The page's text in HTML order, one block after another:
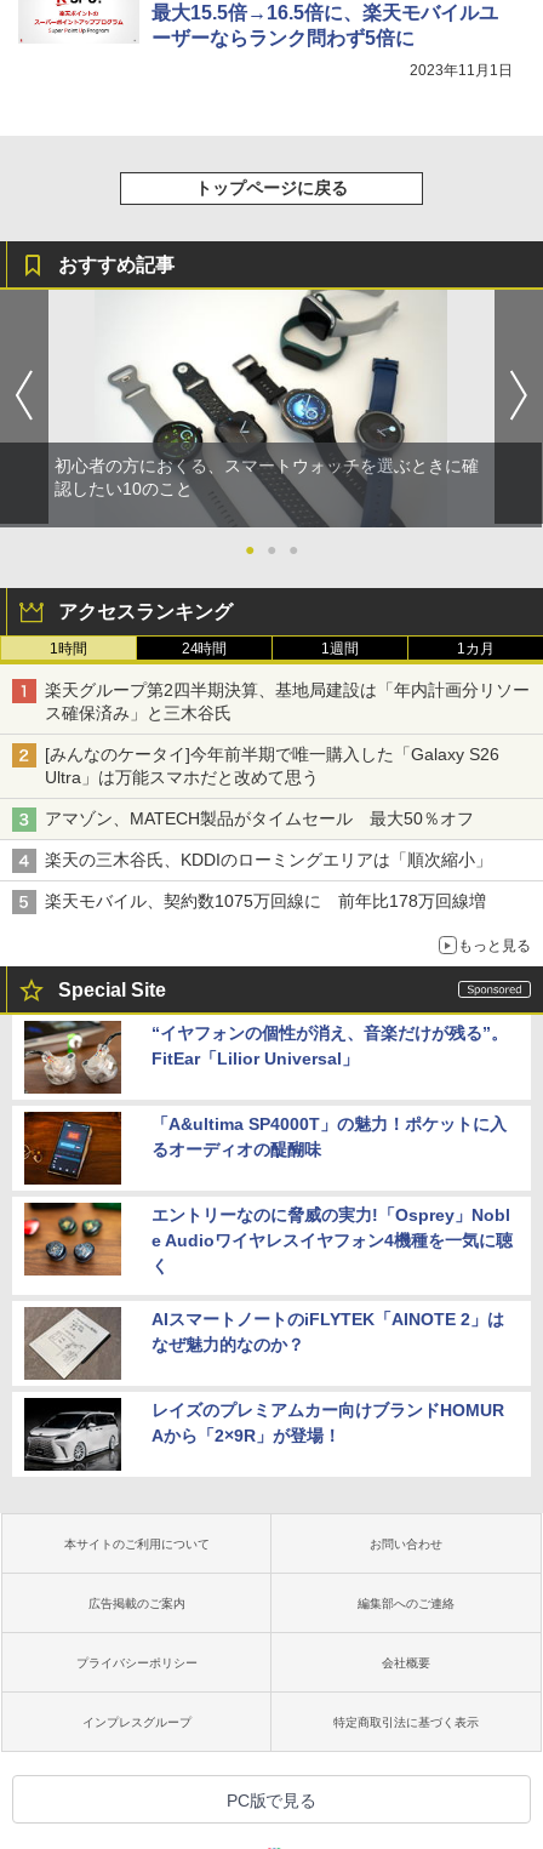
最大15.5倍→16.5倍に、楽天モバイルユ
ーザーならランク問わず5倍に
2023年11月1日
トップページに戻る
おすすめ記事
初心者の方におくる、スマートウォッチを選ぶときに確
認したい10のこと
● ● ●
アクセスランキング
1時間 24時間 1週間 1カ月
楽天グループ第2四半期決算、基地局建設は「年内計画分リソー
ス確保済み」と三木谷氏
[みんなのケータイ]今年前半期で唯一購入した「Galaxy S26
Ultra」は万能スマホだと改めて思う
アマゾン、MATECH製品がタイムセール 最大50％オフ
楽天の三木谷氏、KDDIのローミングエリアは「順次縮小」
楽天モバイル、契約数1075万回線に 前年比178万回線増
もっと見る
Special Site
“イヤフォンの個性が消え、音楽だけが残る”。
FitEar「Lilior Universal」
「A&ultima SP4000T」の魅力！ポケットに入
るオーディオの醍醐味
エントリーなのに脅威の実力!「Osprey」Nobl
e Audioワイヤレスイヤフォン4機種を一気に聴
く
AIスマートノートのiFLYTEK「AINOTE 2」は
なぜ魅力的なのか？
レイズのプレミアムカー向けブランドHOMUR
Aから「2×9R」が登場！
本サイトのご利用について お問い合わせ
広告掲載のご案内 編集部へのご連絡
プライバシーポリシー 会社概要
インプレスグループ 特定商取引法に基づく表示
PC版で見る